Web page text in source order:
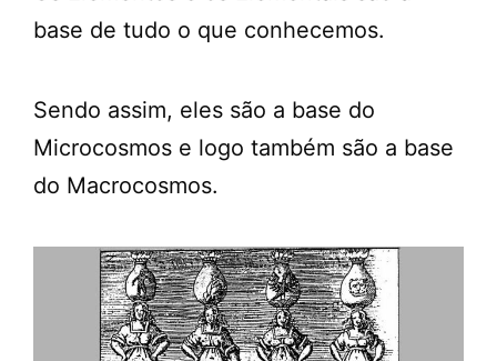
base de tudo o que conhecemos.
Sendo assim, eles são a base do
Microcosmos e logo também são a base
do Macrocosmos.